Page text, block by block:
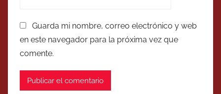
Guarda mi nombre, correo electrónico y web
en este navegador para la próxima vez que
comente.